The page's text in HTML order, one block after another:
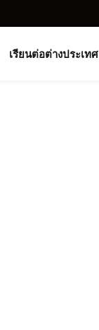
เรียนต่อต่างประเทศ